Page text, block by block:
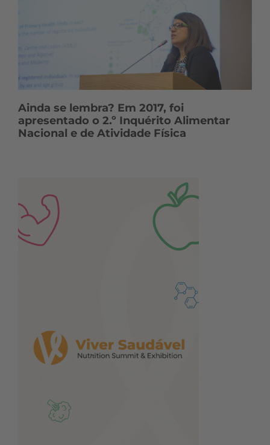
Ainda se lembra? Em 2017, foi
apresentado o 2.º Inquérito Alimentar
Nacional e de Atividade Física